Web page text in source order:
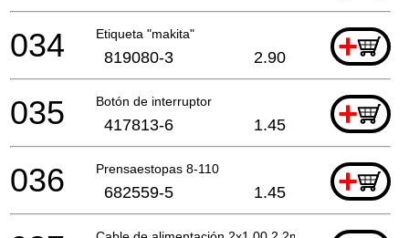
Etiqueta "makita" +
034 819080-3 2.90
Botón de interruptor +
035 417813-6 1.45
Prensaestopas 8-110 +
036 682559-5 1.45